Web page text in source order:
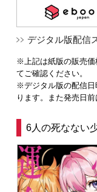
デジタル版配信
※上記は紙版の販売価
てご確認ください。
※デジタル版の配信日
ります。また発売日
6人の死なない